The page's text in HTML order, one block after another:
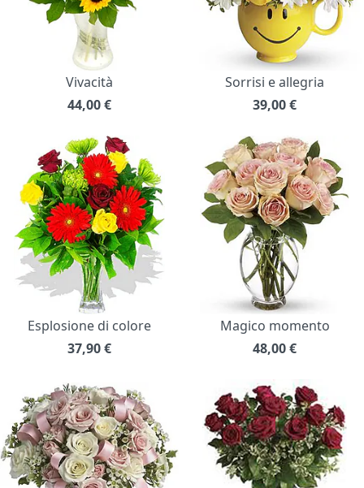
Vivacità
44,00€
Sorrisi e allegria
39,00€
Esplosione di colore
37,90€
Magico momento
48,00€